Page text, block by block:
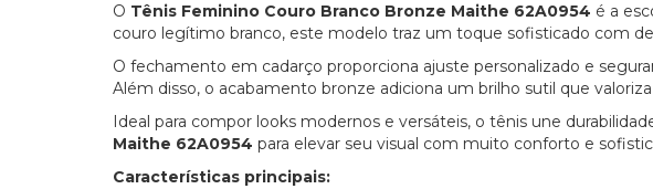
O Tênis Feminino Couro Branco Bronze Maithe 62A0954 é a
couro legítimo branco, este modelo traz um toque sofisticado com
O fechamento em cadarço proporciona ajuste personalizado e
Além disso, o acabamento bronze adiciona um brilho sutil que
Ideal para compor looks modernos e versáteis, o tênis une
Maithe 62A0954 para elevar seu visual com muito conforto e
Características principais: